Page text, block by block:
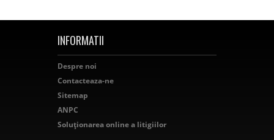
INFORMATII
Despre noi
Contacteaza-ne
Sitemap
ANPC
Soluționarea online a litigiilor